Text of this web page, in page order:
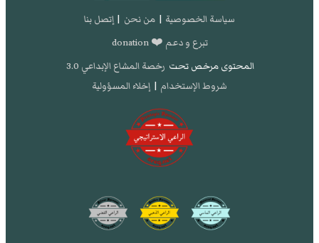
سياسة الخصوصية | من نحن | إتصل بنا
تبرع و دعم ❤️ donation
المحتوى مرخص تحت رخصة المشاع الإبداعي 3.0
شروط الإستخدام | إخلاء المسؤولية